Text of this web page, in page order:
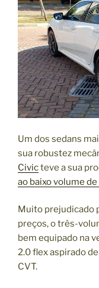
Um dos sedans
sua robustez
Civicteve a sua
ao baixo volume
Muito prejudicado
preços, o três-
bem equipado na
2.0 flex aspirado
CVT.